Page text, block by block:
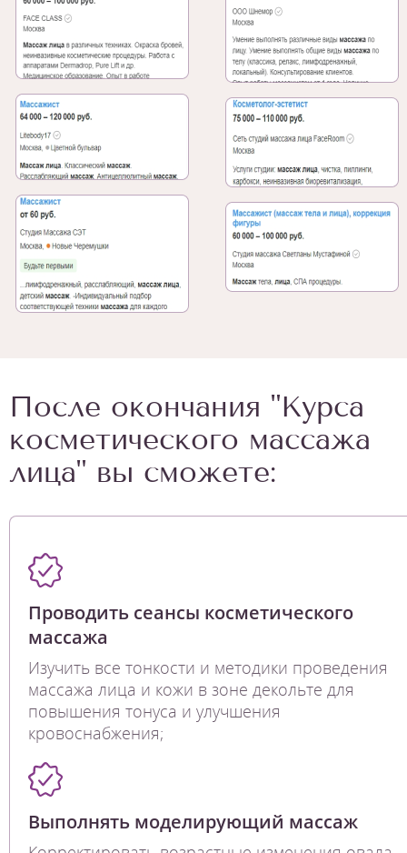
После окончания "Курса
косметического массажа
лица" вы сможете:
Проводить сеансы косметического
массажа
Изучить все тонкости и методики проведения
массажа лица и кожи в зоне декольте для
повышения тонуса и улучшения
кровоснабжения;
Выполнять моделирующий массаж